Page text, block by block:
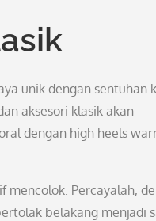
unik dengan sentuhan
aksesori klasik akan
dengan high heels
Percayalah,
belakang menjadi